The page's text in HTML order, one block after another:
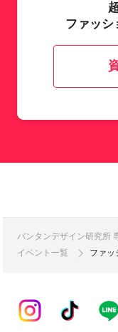
ファッシ
バンタンデザイン研究所
イベント一覧
ファッ